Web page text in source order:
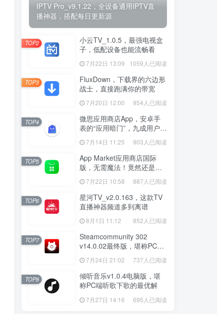
IPTV Pro_v9.1.22，全设备通用IPTV直
播神器，搭配每日更新源
小云TV_1.0.5，最强电视盒
子，低配设备也能流畅看
7月22日 13:09 1059人已阅读
TOP2
FluxDown，下载界的六边形
战士，直接跑满你的带宽
7月20日 12:00 954人已阅读
TOP3
微思应用商店App，安卓手
表的“应用暗门”，九成用户还
没发现
7月14日 11:25 903人已阅读
TOP4
App Market应用商店国际
版，无需魔法！竟然还是大
厂出品？
7月22日 10:58 887人已阅读
TOP5
星河TV_v2.0.163，这款TV
直播神器频道多到离谱
8月1日 11:12 852人已阅读
TOP6
Steamcommunity 302
v14.0.02最终版，堪称PC玩
家必备的网络工具箱
7月24日 21:02 737人已阅读
TOP7
倾听音乐v1.0.4电脑版，堪
称PC端听歌下歌的最优解
7月27日 14:16 695人已阅读
TOP8